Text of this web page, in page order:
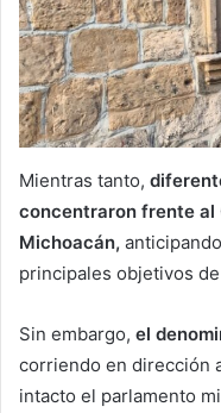
Mientras tanto,
concentraron frente al
Michoacán,
principales objetivos
Sin embargo, el
corriendo en dirección
intacto el parlamento